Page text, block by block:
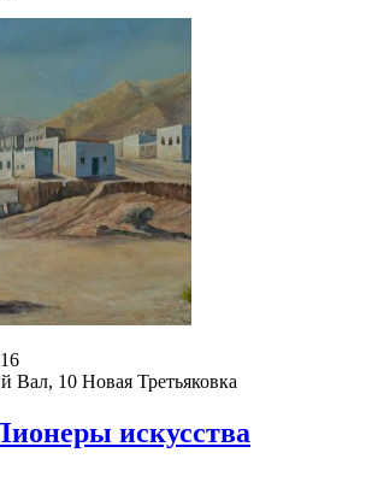
Вал, 10 Новая Третьяковка
искусства